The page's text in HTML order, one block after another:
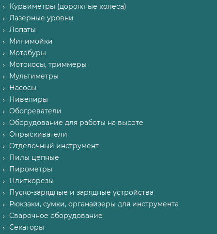
Курвиметры (дорожные колеса)
Лазерные уровни
Лопаты
Минимойки
Мотобуры
Мотокосы, триммеры
Мультиметры
Насосы
Нивелиры
Обогреватели
Оборудование для работы на высоте
Опрыскиватели
Отделочный инструмент
Пилы цепные
Пирометры
Плиткорезы
Пуско-зарядные и зарядные устройства
Рюкзаки, сумки, органайзеры для инструмента
Сварочное оборудование
Секаторы